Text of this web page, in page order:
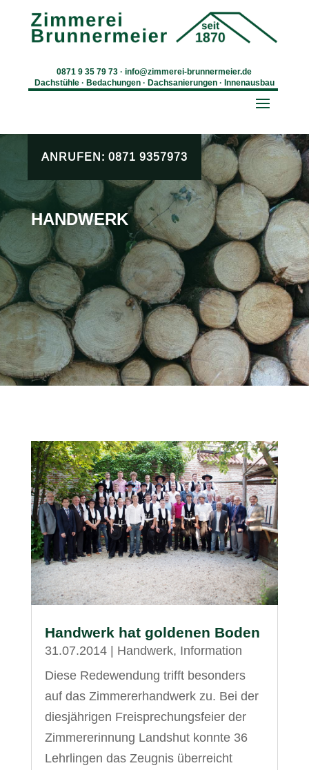
0871 9 35 79 73 ·info@zimmerei-brunnermeier.de
Dachstühle · Bedachungen · Dachsanierungen · Innenausbau
ANRUFEN: 0871 9357973
HANDWERK
Handwerk hat goldenen Boden
31.07.2014| Handwerk, Information
Diese Redewendung trifft besonders
auf das Zimmererhandwerk zu. Bei der
diesjährigen Freisprechungsfeier der
Zimmererinnung Landshut konnte 36
Lehrlingen das Zeugnis überreicht